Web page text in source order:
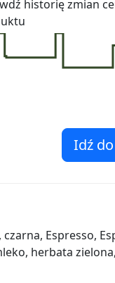
historię zmian
Idź
Espresso,
herbata